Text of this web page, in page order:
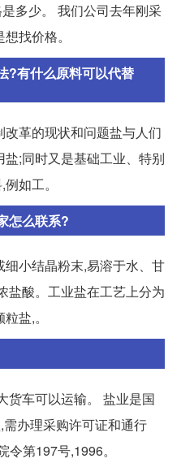
多少。 我们公司去年刚采
找价格。
?有什么原料可以代替
革的现状和问题盐与人们
;同时又是基础工业、特别
如工。
怎么联系?
小结晶粉末,易溶于水、甘
盐酸。工业盐在工艺上分为
盐,。
货车可以运输。 盐业是国
需办理采购许可证和通行
第197号,1996。